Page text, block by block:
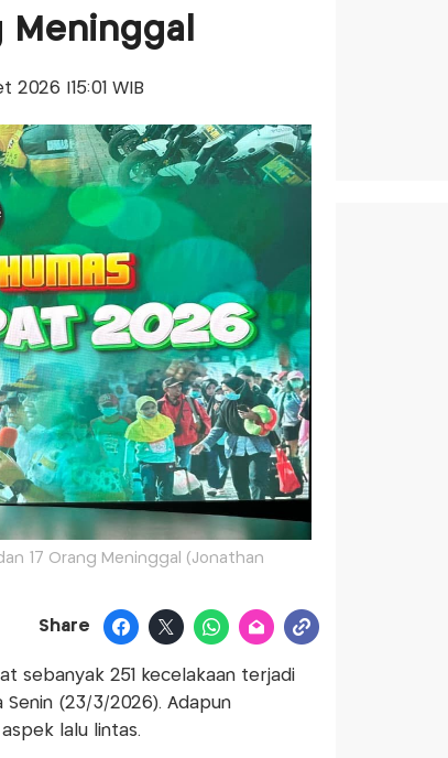
Meninggal
2026 |15:01 WIB
17 Orang Meninggal (Jonathan
Share
sebanyak 251 kecelakaan terjadi
Senin (23/3/2026). Adapun
lalu lintas.